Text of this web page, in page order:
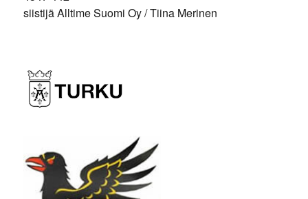
siistijä Alltime Suomi Oy / Tiina Merinen